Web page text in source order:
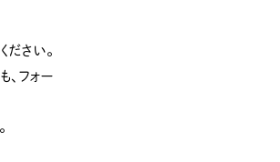
さい。
、フォー